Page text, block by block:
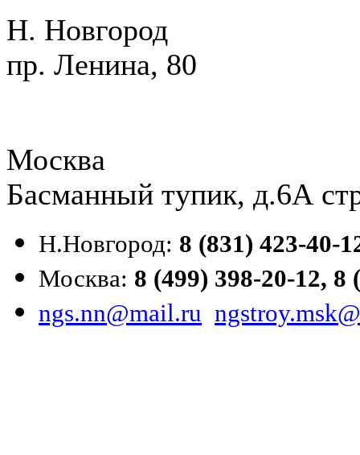
Н. Новгород
пр. Ленина, 80
Москва
Басманный тупик, д.6А
Н.Новгород: 8 (831) 423-40-
Москва: 8 (499) 398-20-12, 8
ngs.nn@mail.ru